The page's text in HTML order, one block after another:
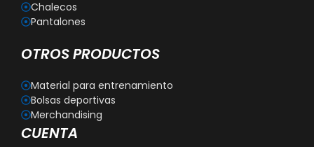
Chalecos
Pantalones
OTROS PRODUCTOS
Material para entrenamiento
Bolsas deportivas
Merchandising
CUENTA